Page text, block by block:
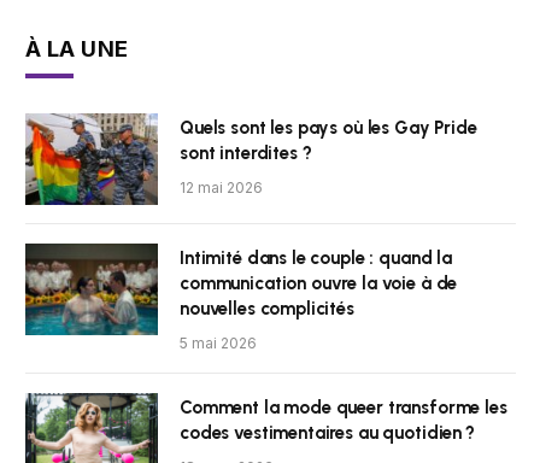
À LA UNE
Quels sont les pays où les Gay Pride
sont interdites ?
12 mai 2026
Intimité dans le couple : quand la
communication ouvre la voie à de
nouvelles complicités
5 mai 2026
Comment la mode queer transforme les
codes vestimentaires au quotidien ?